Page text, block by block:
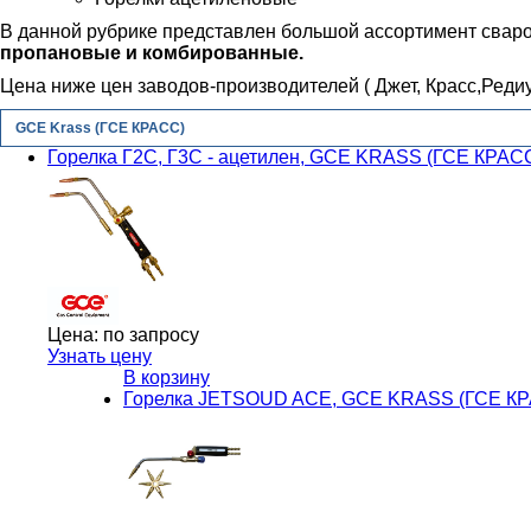
В данной рубрике представлен большой ассортимент
пропановые и комбированные.
Цена ниже цен заводов-производителей ( Джет,
GCE Krass (ГСЕ КРАСС)
Горелка Г2С, Г3С - ацетилен, GCE KRASS (ГСЕ
Цена: по запросу
Узнать цену
В корзину
Горелка JETSOUD ACE, GCE KRASS (ГСЕ